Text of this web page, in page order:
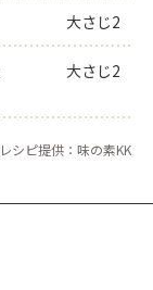
大さじ2
大さじ2
レシピ提供：味の素KK